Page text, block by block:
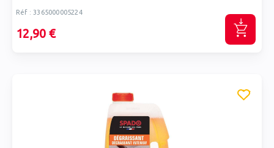
Réf : 3365000005224
12,90 €